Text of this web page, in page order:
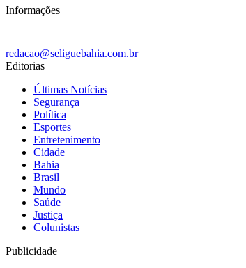
Informações
redacao@seliguebahia.com.br
Editorias
Últimas Notícias
Segurança
Política
Esportes
Entretenimento
Cidade
Bahia
Brasil
Mundo
Saúde
Justiça
Colunistas
Publicidade